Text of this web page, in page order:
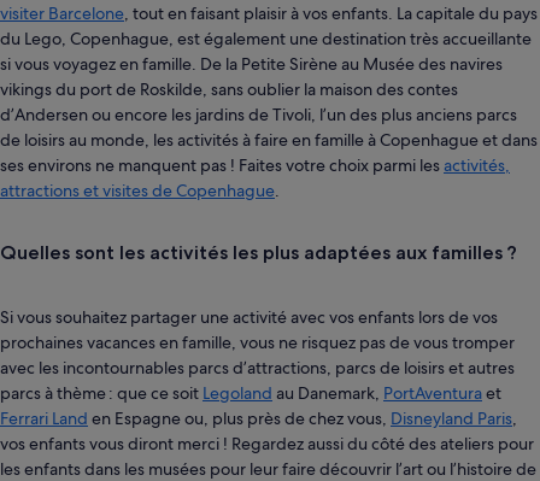
visiter Barcelone , tout en faisant plaisir à vos enfants. La capitale du pays
du Lego, Copenhague, est également une destination très accueillante
si vous voyagez en famille. De la Petite Sirène au Musée des navires
vikings du port de Roskilde, sans oublier la maison des contes
d’Andersen ou encore les jardins de Tivoli, l’un des plus anciens parcs
de loisirs au monde, les activités à faire en famille à Copenhague et dans
ses environs ne manquent pas ! Faites votre choix parmi les activités,
attractions et visites de Copenhague
Quelles sont les activités les plus adaptées aux familles ?
Si vous souhaitez partager une activité avec vos enfants lors de vos
prochaines vacances en famille, vous ne risquez pas de vous tromper
avec les incontournables parcs d’attractions, parcs de loisirs et autres
parcs à thème : que ce soit Legoland au Danemark, PortAventuraet
Ferrari Land en Espagne ou, plus près de chez vous, Disneyland Paris
vos enfants vous diront merci ! Regardez aussi du côté des ateliers pour
les enfants dans les musées pour leur faire découvrir l’art ou l’histoire de